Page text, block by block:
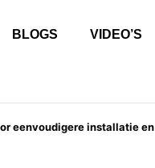
BLOGS VIDEO’S
eenvoudigere installatie en